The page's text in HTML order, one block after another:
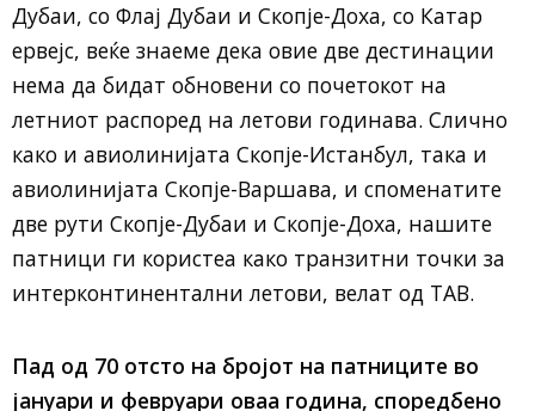
Дубаи, со Флај Дубаи и Скопје-Доха, со Катар
ервејс, веќе знаеме дека овие две дестинации
нема да бидат обновени со почетокот на
летниот распоред на летови годинава. Слично
како и авиолинијата Скопје-Истанбул, така и
авиолинијата Скопје-Варшава, и споменатите
две рути Скопје-Дубаи и Скопје-Доха, нашите
патници ги користеа како транзитни точки за
интерконтинентални летови, велат од ТАВ.
Пад од 70 отсто на бројот на патниците во
јануари и февруари оваа година, споредбено